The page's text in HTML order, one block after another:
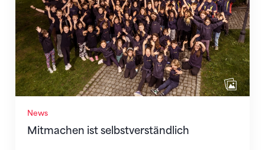
News
Mitmachen ist selbstverständlich